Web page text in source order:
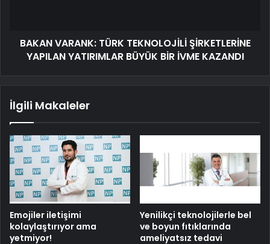
BAKAN VARANK: TÜRK TEKNOLOJİLİ ŞİRKETLERİNE
YAPILAN YATIRIMLAR BÜYÜK BİR İVME KAZANDI
İlgili Makaleler
Emojiler iletişimi
kolaylaştırıyor ama
yetmiyor!
Yenilikçi teknolojilerle bel
ve boyun fıtıklarında
ameliyatsız tedavi